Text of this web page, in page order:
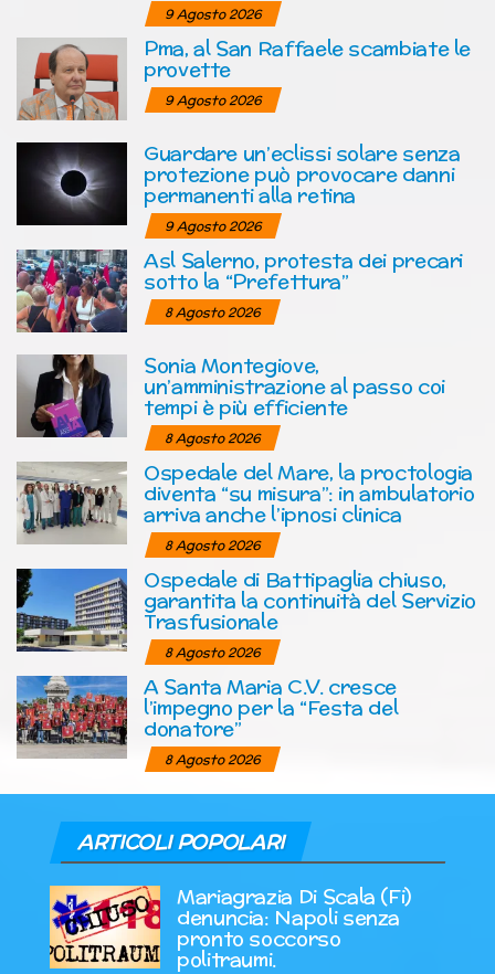
9 Agosto 2026
Pma, al San Raffaele scambiate le
provette
9 Agosto 2026
Guardare un’eclissi solare senza
protezione può provocare danni
permanenti alla retina
9 Agosto 2026
Asl Salerno, protesta dei precari
sotto la “Prefettura”
8 Agosto 2026
Sonia Montegiove,
un’amministrazione al passo coi
tempi è più efficiente
8 Agosto 2026
Ospedale del Mare, la proctologia
diventa “su misura”: in ambulatorio
arriva anche l’ipnosi clinica
8 Agosto 2026
Ospedale di Battipaglia chiuso,
garantita la continuità del Servizio
Trasfusionale
8 Agosto 2026
A Santa Maria C.V. cresce
l’impegno per la “Festa del
donatore”
8 Agosto 2026
ARTICOLI POPOLARI
Mariagrazia Di Scala (Fi)
denuncia: Napoli senza
pronto soccorso
politraumi.